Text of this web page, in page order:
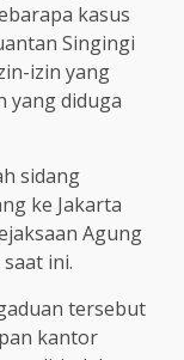
kasus
Singingi
izin yang
yang diduga
sidang
ke Jakarta
Agung
ini.
tersebut
kantor